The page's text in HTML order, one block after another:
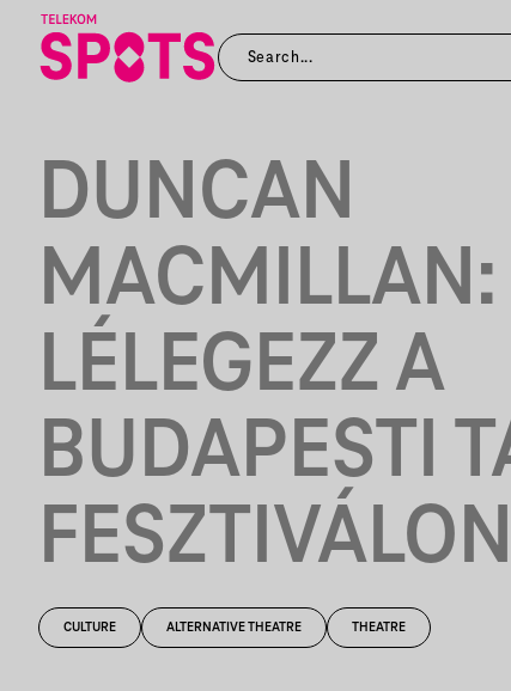
DUNCAN
MACMILLAN:
LÉLEGEZZ A
BUDAPESTI
FESZTIVÁLON
CULTURE ALTERNATIVE THEATRE THEATRE